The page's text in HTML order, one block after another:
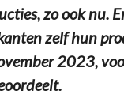
zo ook nu.
zelf hun
2023,